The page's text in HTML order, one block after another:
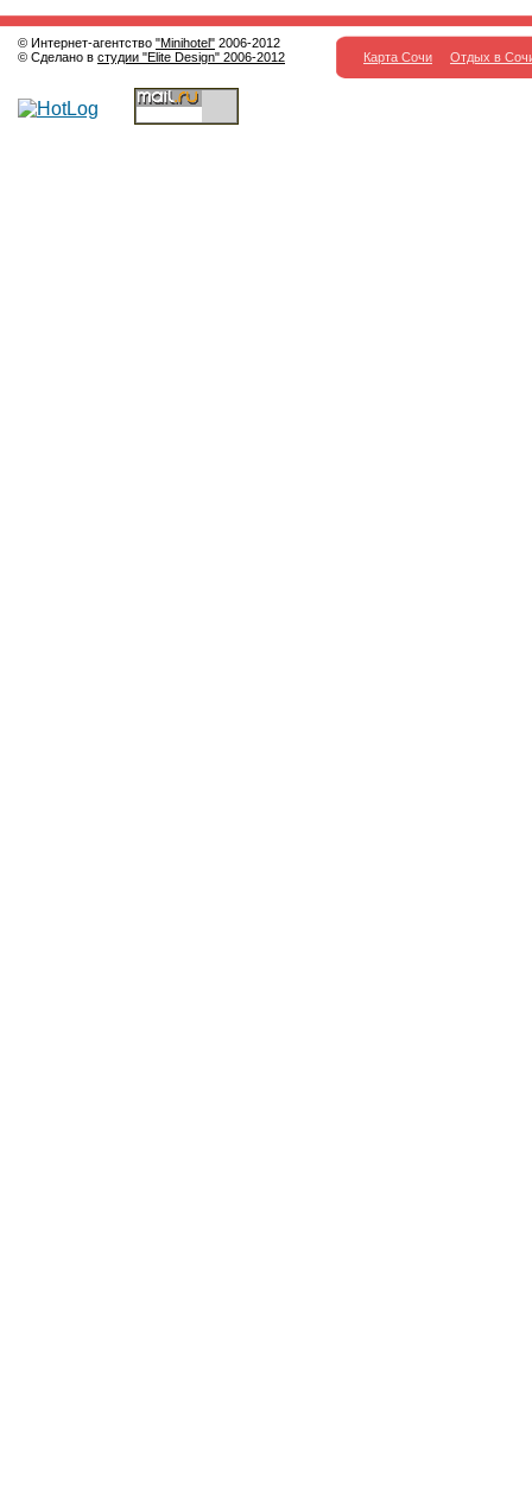
© Интернет-агентство "Minihotel" 2006-2012
© Сделано в студии "Elite Design" 2006-2012 Карта Сочи Отдых в